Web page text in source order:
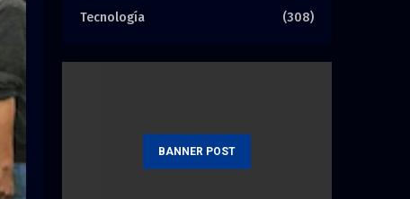
Tecnología
(308)
BANNER POST